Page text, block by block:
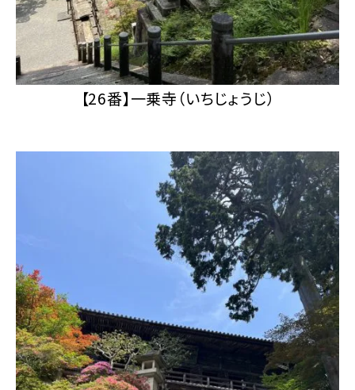
【26番】一乗寺（いちじょうじ）